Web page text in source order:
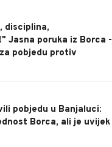
disciplina,
Jasna poruka iz Borca -
pobjedu protiv
pobjedu u Banjaluci:
Borca, ali je uvijek